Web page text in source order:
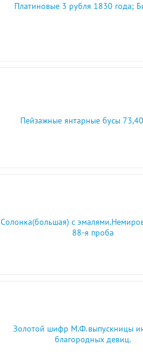
Платиновые 3 рубля 1830 года;
Пейзажные янтарные бусы
Солонка(большая) с
88-я проба
Золотой шифр М.Ф.выпускницы
благородных девиц.